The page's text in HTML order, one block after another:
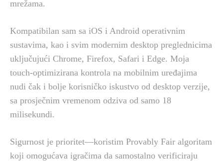
mrežama.
Kompatibilan sam sa iOS i Android operativnim
sustavima, kao i svim modernim desktop preglednicima
uključujući Chrome, Firefox, Safari i Edge. Moja
touch-optimizirana kontrola na mobilnim uređajima
nudi čak i bolje korisničko iskustvo od desktop verzije,
sa prosječnim vremenom odziva od samo 18
milisekundi.
Sigurnost je prioritet—koristim Provably Fair algoritam
koji omogućava igračima da samostalno verificiraju